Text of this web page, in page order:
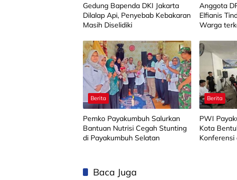
Gedung Bapenda DKI Jakarta
Dilalap Api, Penyebab Kebakaran
Masih Diselidiki
Anggota
Elfianis
Warga
Berita
Pemko Payakumbuh Salurkan
Bantuan Nutrisi Cegah Stunting
di Payakumbuh Selatan
Berita
PWI
Kota
Konferensi
Baca Juga